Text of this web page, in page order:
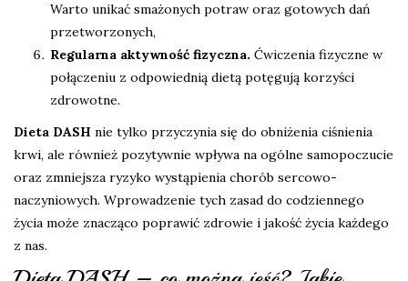
Warto unikać smażonych potraw oraz gotowych dań
przetworzonych,
Regularna aktywność fizyczna. Ćwiczenia fizyczne w
połączeniu z odpowiednią dietą potęgują korzyści
zdrowotne.
Dieta DASH nie tylko przyczynia się do obniżenia ciśnienia
krwi, ale również pozytywnie wpływa na ogólne samopoczucie
oraz zmniejsza ryzyko wystąpienia chorób sercowo-
naczyniowych. Wprowadzenie tych zasad do codziennego
życia może znacząco poprawić zdrowie i jakość życia każdego
z nas.